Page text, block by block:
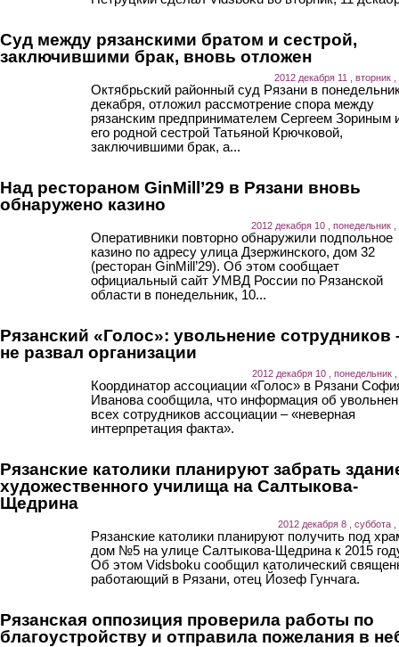
Суд между рязанскими братом и сестрой,
заключившими брак, вновь отложен
2012 декабря 11 , вторник ,
Октябрьский районный суд Рязани в
декабря, отложил рассмотрение спора между
рязанским предпринимателем Сергеем Зориным
его родной сестрой Татьяной Крючковой,
заключившими брак, а...
Над рестораном GinMill’29 в Рязани вновь
обнаружено казино
2012 декабря 10 , понедельник ,
Оперативники повторно обнаружили подпольное
казино по адресу улица Дзержинского, дом 32
(ресторан GinMill’29). Об этом сообщает
официальный сайт УМВД России по Рязанской
области в понедельник, 10...
Рязанский «Голос»: увольнение сотрудников
не развал организации
2012 декабря 10 , понедельник ,
Координатор ассоциации «Голос» в Рязани
Иванова сообщила, что информация об
всех сотрудников ассоциации – «неверная
интерпретация факта».
Рязанские католики планируют забрать
художественного училища на Салтыкова-
Щедрина
2012 декабря 8 , суббота ,
Рязанские католики планируют получить под
дом №5 на улице Салтыкова-Щедрина к 2015
Об этом Vidsboku сообщил католический
работающий в Рязани, отец Йозеф Гунчага.
Рязанская оппозиция проверила работы по
благоустройству и отправила пожелания в